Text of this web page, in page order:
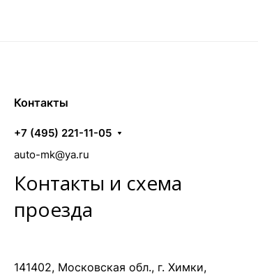
Контакты
+7 (495) 221-11-05
auto-mk@ya.ru
Контакты и схема
проезда
141402, Московская обл., г. Химки,